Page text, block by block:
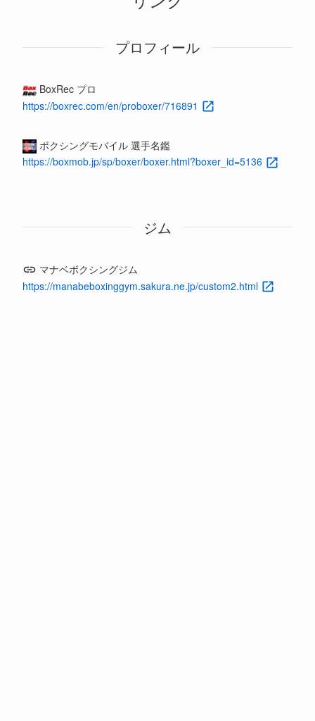
プロフィール
BoxRec プロ
https://boxrec.com/en/proboxer/716891
ボクシングモバイル 選手名鑑
https://boxmob.jp/sp/boxer/boxer.html?boxer_id=5136
ジム
マナベボクシングジム
https://manabeboxinggym.sakura.ne.jp/custom2.html